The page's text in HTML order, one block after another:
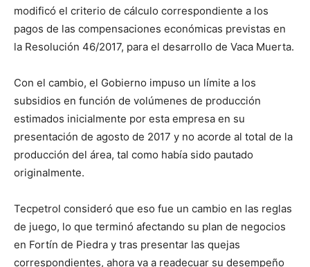
modificó el criterio de cálculo correspondiente a los
pagos de las compensaciones económicas previstas en
la Resolución 46/2017, para el desarrollo de Vaca Muerta.
Con el cambio, el Gobierno impuso un límite a los
subsidios en función de volúmenes de producción
estimados inicialmente por esta empresa en su
presentación de agosto de 2017 y no acorde al total de la
producción del área, tal como había sido pautado
originalmente.
Tecpetrol consideró que eso fue un cambio en las reglas
de juego, lo que terminó afectando su plan de negocios
en Fortín de Piedra y tras presentar las quejas
correspondientes, ahora va a readecuar su desempeño